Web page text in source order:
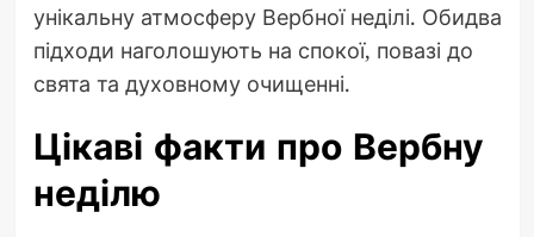
унікальну атмосферу Вербної неділі. Обидва
підходи наголошують на спокої, повазі до
свята та духовному очищенні.
Цікаві факти про Вербну
неділю